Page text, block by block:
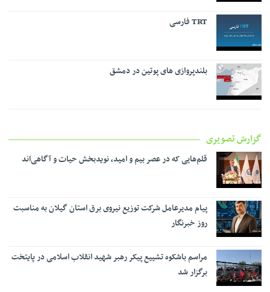
TRT فارسی
بلندپروازی های پوتین در دمشق
گزارش تصویری
قلم‌هایی که در عصر بیم و امید، نویدبخش حیات و آگاهی‌اند
پیام مدیرعامل شرکت توزیع نیروی برق استان گیلان به مناسبت
روز خبرنگار ‌
مراسم باشکوه تشییع پیکر رهبر شهید انقلاب اسلامی در پایتخت
برگزار شد